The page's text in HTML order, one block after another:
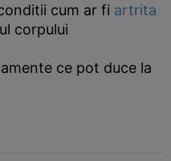
cum ar fi artrita
corpului
ce pot duce la